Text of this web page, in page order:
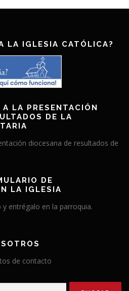
LA IGLESIA CATÓLICA?
LA PRESENTACIÓN
DE LA
diocesana de resultados de
DE
LA IGLESIA
entrégalo en la parroquia.
de contacto